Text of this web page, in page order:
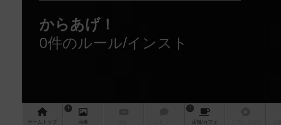
からあげ！
0件のルール/インスト
ゲーム トップ
1
画像
3
店舗/カフェ